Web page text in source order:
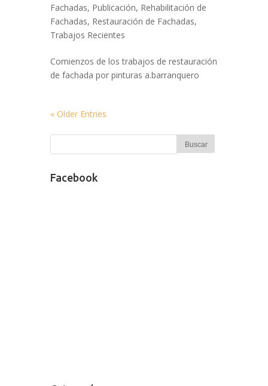
Fachadas, Publicación, Rehabilitación de
Fachadas, Restauración de Fachadas,
Trabajos Recientes
Comienzos de los trabajos de restauración
de fachada por pinturas a.barranquero
« Older Entries
Facebook